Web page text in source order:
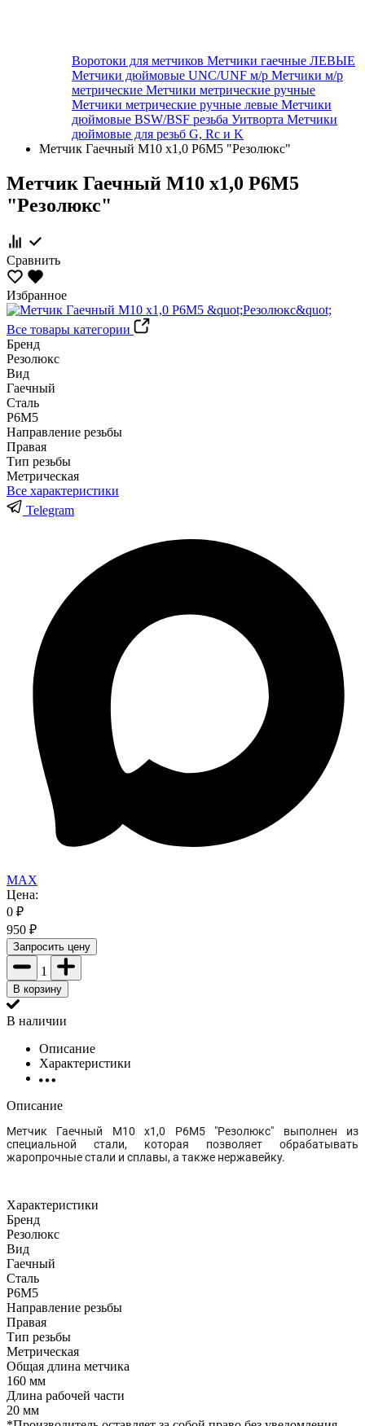
Воротоки для метчиков Метчики гаечные ЛЕВЫЕ
Метчики дюймовые UNC/UNF м/р Метчики м/р
метрические Метчики метрические ручные
Метчики метрические ручные левые Метчики
дюймовые BSW/BSF резьба Уитворта Метчики
дюймовые для резьб G, Rc и K
Метчик Гаечный М10 x1,0 Р6М5 "Резолюкс"
Метчик Гаечный М10 x1,0 Р6М5
"Резолюкс"
Сравнить
Избранное
Все товары категории
Бренд
Резолюкс
Вид
Гаечный
Сталь
Р6М5
Направление резьбы
Правая
Тип резьбы
Метрическая
Все характеристики
Telegram
MAX
Цена:
0 ₽
950 ₽
Запросить цену
1
В корзину
В наличии
Описание
Характеристики
Описание
Метчик Гаечный М10 x1,0 Р6М5 "Резолюкс" выполнен из
специальной стали, которая позволяет обрабатывать
жаропрочные стали и сплавы, а также нержавейку.
Характеристики
Бренд
Резолюкс
Вид
Гаечный
Сталь
Р6М5
Направление резьбы
Правая
Тип резьбы
Метрическая
Общая длина метчика
160 мм
Длина рабочей части
20 мм